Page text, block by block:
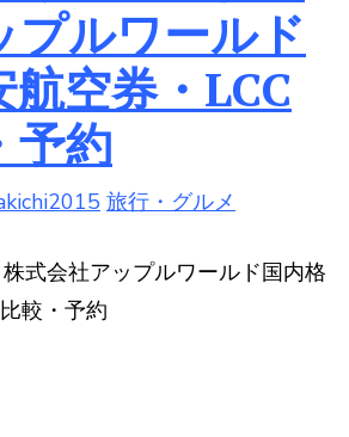
プルワールド
航空券・LCC
予約
旅行・グルメ
株式会社アップルワールド国内格
較・予約